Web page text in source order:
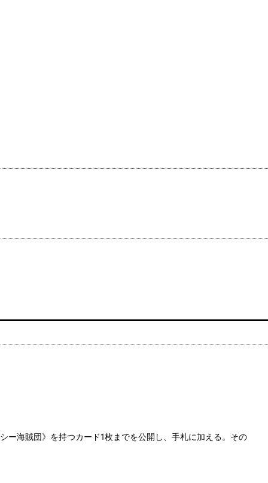
ー海賊団》を持つカード1枚までを公開し、手札に加える。その